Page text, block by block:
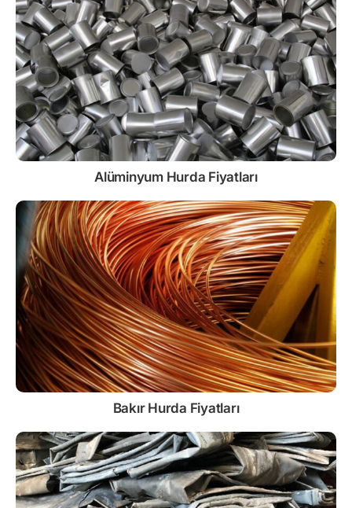
Alüminyum Hurda Fiyatları
Bakır Hurda Fiyatları